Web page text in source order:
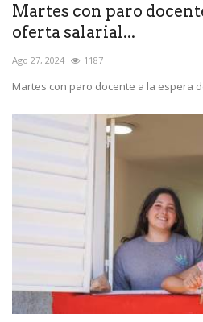
Martes con paro
oferta salarial...
Ago 27, 2024 1187
Martes con paro docente a la espera